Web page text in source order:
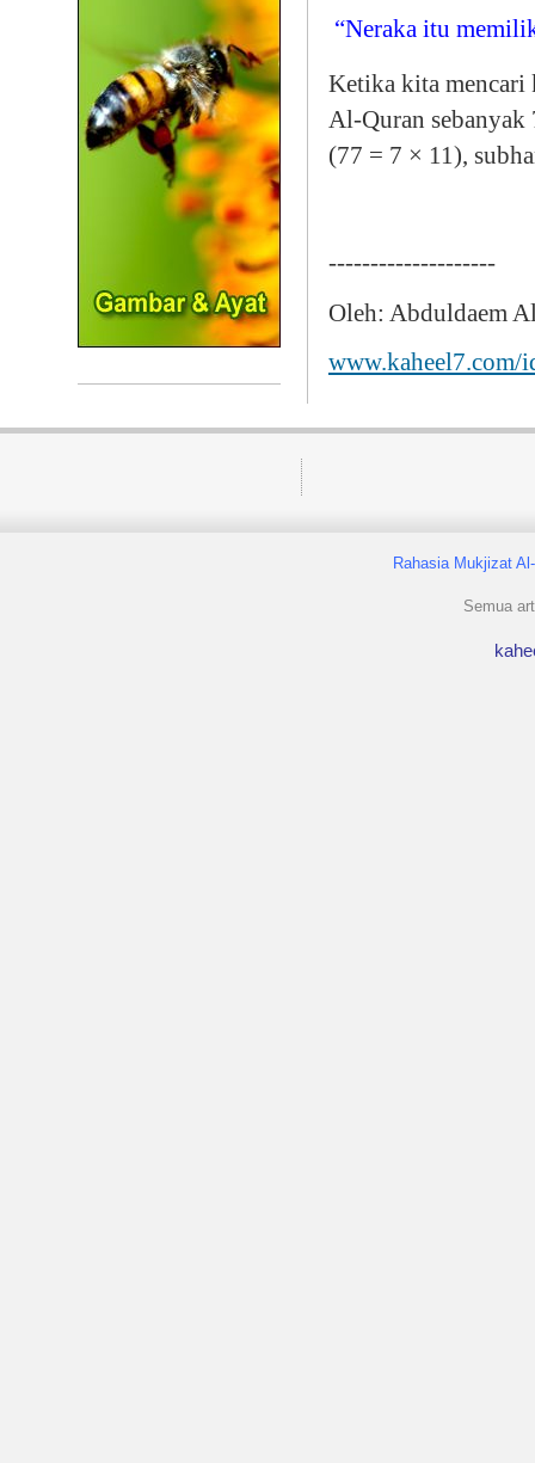
“Neraka itu
Ketika kita mencari
Al-Quran
(77 = 7 × 11),
--------------------
Oleh: Abduldaem
www.kaheel7.com/
Rahasia Mukjizat
Semua